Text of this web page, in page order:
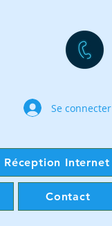
Se connecter
Réception Internet
Contact